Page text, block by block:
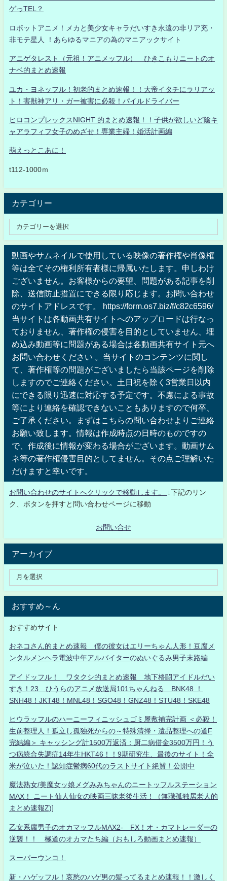
ゲっTEL？
ロボットアニメ！メカと美少女キャラだいすき永遠の非リア充・
非モテ星人 ！あらゆるマニアの為のマニアックサイト
アニゲタレスト（元祖！アニメッフル） ひきこもりニートのオ
ナベ的まとめ速報
ユカ・ヨネッフル！初老的まとめ速報！！大帝イタチにラリアッ
ト！害獣神アリ・ガー被害に必殺！パイルドライバー
ヒロコンプレックスNIGHT 的まとめ速報！！子供が欲しいど陰キ
ャアラフィフ女子のめざせ！専業主婦！婚活計画編
萌えっとこあに！
t112-1000ｍ
カテゴリー
動画やサムネイルで使用している映像の著作権や肖像権
等は全てその権利所有者様に帰属いたします。申しわけ
ございません。お客様からの要望、問題がある記事を削
除、送信防止措置にできる限り応じます。お問い合わせ
のサイトアドレスです。 https://form.os7.biz/f/c82c6596/
当サイトは各動画共有サイトへのアップロードは行なっ
ておりません、著作権の侵害を目的としていません、埋
め込み動画等に問題がある場合は各動画共有サイト元へ
お問い合わせください 。当サイトのコンテンツに関し
て、著作権等の問題がございましたら当該ページを削除
しますのでご連絡ください。土日祝を除く3営業日以内
にできる限り迅速に対応する予定です。不慮による事故
等により連絡を確認できないこともありますので何卒、
ご了承ください。まずはこちらの問い合わせよりご連絡
お願い致します。情報は作成時点の日時のものですの
で、作成後に情報が変わる場合がございます。動画サム
ネ等の著作権侵害目的としてません。その点ご理解いた
だけますと幸いです。
お問い合わせのサイトへクリックで移動します。
↓下記のリン
ク、ボタンを押すと問い合わせページに移動
お問い合せ
アーカイブ
おすすめ～ん
おすすめサイト
おネコさん的まとめ速報 僕の彼女はエリーちゃん人形！豆腐メ
ンタルメンヘラ電波中年アルバイターのぬいぐるみ男子末路編
アイドッフル！ ワタクシ的まとめ速報 地下格闘アイドルだい
すき！23 ひうらのアニメ放送局101ちゃんねる BNK48 ！
SNH48！JKT48！MNL48！SGO48！GNZ48！STU48！SKE48
ヒウラッフルのハーニーフィニッシュゴミ屋敷補完計画 ＜必殺！
生前整理人！孤立し孤独死からの～特殊清掃・遺品整理への道F
完結編＞ キャッシング計1500万返済：厨二病借金3500万円！う
つ病統合失調症14年生HKT46！！9期研究生、最後のサイト！全
米が泣いた！認知症鬱病60代のラストサイト絶賛！公開中
魔法熟女/美魔女ッ娘メグみみちゃんのニートッフルステーション
MAX！ ニート仙人仙女の映画三昧老後生活！（無職孤独居老人的
まとめ速報Z)]
乙女系腐男子のオカマッフルMAX2- FX！オ・カマトレーダーの
逆襲！！ 極道のオカマたち編（おもしろ動画まとめ速報）
スーパーウンコ！
新・ハゲッフル！哀愁のハゲ男の髪ってるまとめ速報！！激しく